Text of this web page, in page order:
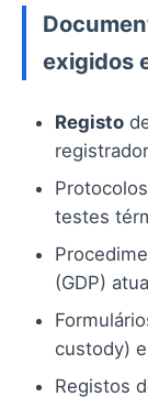
exigidos
Registo
testes
(GDP)
custody)
Registos